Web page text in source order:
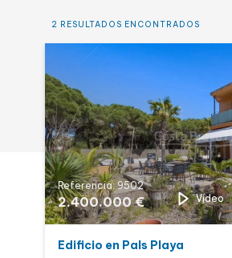
2 RESULTADOS ENCONTRADOS
Referencia: 9502
2.400.000 € Vídeo
Edificio en Pals Playa